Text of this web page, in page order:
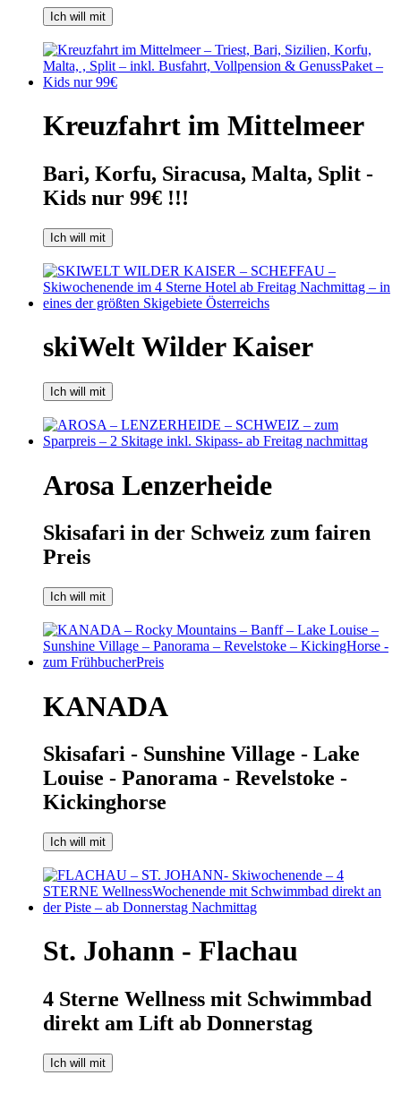
Ich will mit
Kreuzfahrt im Mittelmeer
Bari, Korfu, Siracusa, Malta, Split -
Kids nur 99€ !!!
Ich will mit
skiWelt Wilder Kaiser
Ich will mit
Arosa Lenzerheide
Skisafari in der Schweiz zum fairen
Preis
Ich will mit
KANADA
Skisafari - Sunshine Village - Lake
Louise - Panorama - Revelstoke -
Kickinghorse
Ich will mit
St. Johann - Flachau
4 Sterne Wellness mit Schwimmbad
direkt am Lift ab Donnerstag
Ich will mit